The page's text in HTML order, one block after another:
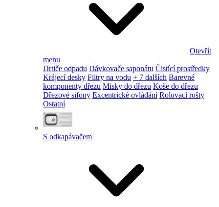
Otevřít
menu
Drtiče odpadu Dávkovače saponátu Čistící prostředky
Krájecí desky Filtry na vodu + 7 dalších Barevné
komponenty dřezu Misky do dřezu Koše do dřezu
Dřezové sifony Excentrické ovládání Rolovací rošty
Ostatní
S odkapávačem